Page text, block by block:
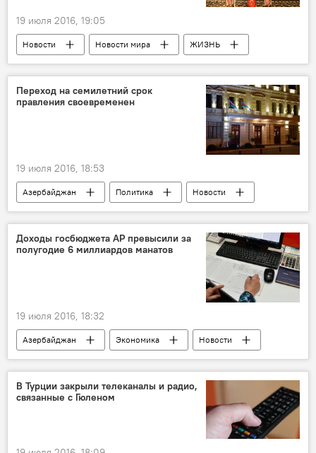
19 июля 2016, 19:05
Новости Новости мира
ЖИЗНЬ
Попытка переворота в Турции
Переход на семилетний срок
правления своевременен
19 июля 2016, 18:53
Азербайджан Политика
Новости
ЖИЗНЬ
Сиявуш Новрузов
Ровшан Рзаев
Конституция
Доходы госбюджета АР превысили за
полугодие 6 миллиардов манатов
19 июля 2016, 18:32
Азербайджан Экономика
Новости
Министерство финансов АР
Госбюджет
Дефицит
В Турции закрыли телеканалы и радио,
связанные с Гюленом